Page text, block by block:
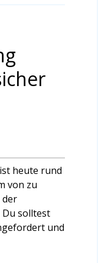
heute rund
von zu
der
Du solltest
und